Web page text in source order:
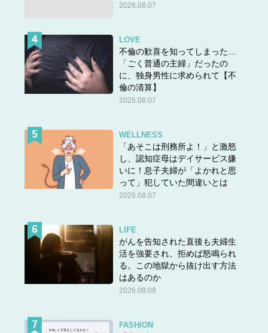
2026.08.07
LOVE
不倫の歓喜を知ってしまった…
「ごく普通の主婦」だったの
に、独身男性に求められて【不
倫の清算】
2026.08.07
WELLNESS
「あそこは刑務所よ！」と激怒
し、認知症母はデイサービス嫌
いに！息子夫婦が「よかれと思
って」犯していた間違いとは
2026.08.07
LIFE
がんを告知された直後も夫婦生
活を強要され、拒めば怒鳴られ
る。この地獄から抜け出す方法
はあるのか
2026.08.08
FASHION